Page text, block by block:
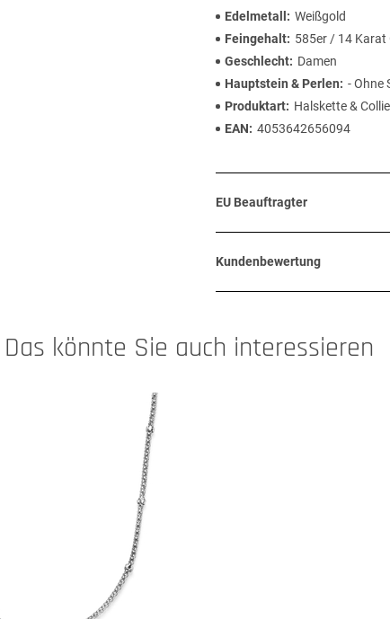
Edelmetall
Weißgold
Feingehalt
585er / 14 Karat
Geschlecht
Damen
Hauptstein & Perlen
- Ohne
Produktart
Halskette &
EAN
4053642656094
EU Beauftragter
Kundenbewertung
Das könnte Sie auch interessieren